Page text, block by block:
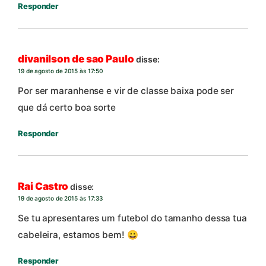
Responder
divanilson de sao Paulo disse:
19 de agosto de 2015 às 17:50
Por ser maranhense e vir de classe baixa pode ser
que dá certo boa sorte
Responder
Rai Castro disse:
19 de agosto de 2015 às 17:33
Se tu apresentares um futebol do tamanho dessa tua
cabeleira, estamos bem! 😀
Responder